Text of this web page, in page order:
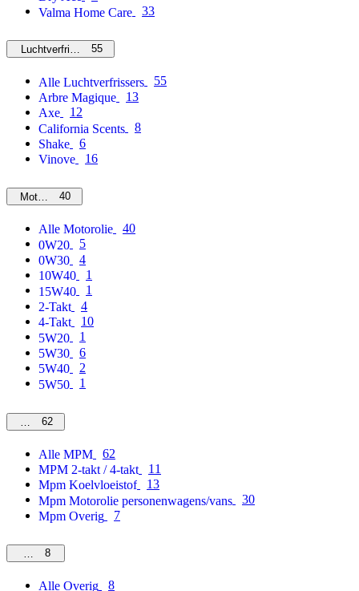
Valma Home Care
33
Luchtverfrissers55
Alle Luchtverfrissers
55
Arbre Magique
13
Axe
12
California Scents
8
Shake
6
Vinove
16
Motorolie40
Alle Motorolie
40
0W20
5
0W30
4
10W40
1
15W40
1
2-Takt
4
4-Takt
10
5W20
1
5W30
6
5W40
2
5W50
1
MPM62
Alle MPM
62
MPM 2-takt / 4-takt
11
Mpm Koelvloeistof
13
Mpm Motorolie personenwagens/vans
30
Mpm Overig
7
Overig
8
Alle Overig
8